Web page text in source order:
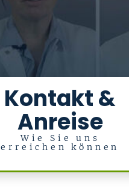
Kontakt &
Anreise
Wie Sie uns
erreichen können